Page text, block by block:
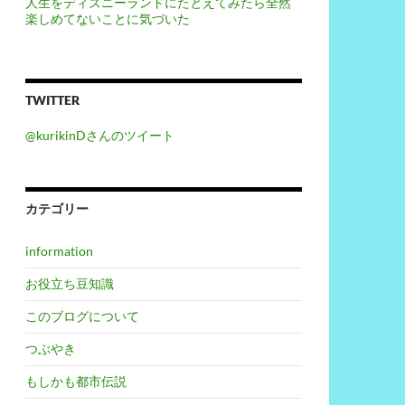
楽しめてないことに気づいた
TWITTER
@kurikinDさんのツイート
カテゴリー
information
お役立ち豆知識
このブログについて
つぶやき
もしかも都市伝説